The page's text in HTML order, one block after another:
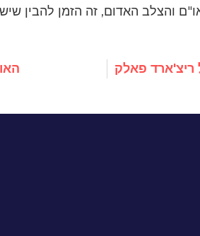
והצלב האדום, זה הזמן להבין שיש
ריצ'ארד פאלק